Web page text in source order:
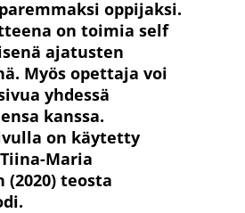
oppijaksi.
on toimia self
ajatusten
Myös opettaja voi
yhdessä
kanssa.
on käytetty
Maria
(2020) teosta